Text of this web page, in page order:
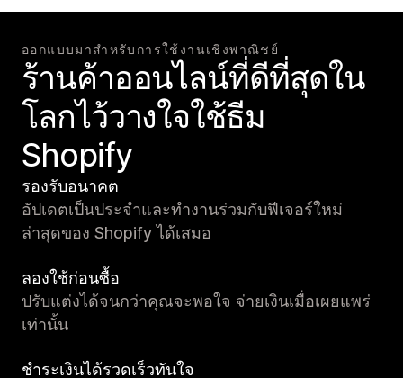
ออกแบบมาสำหรับการใช้งานเชิงพาณิชย์
ร้านค้าออนไลน์ที่ดีที่สุดใน
โลกไว้วางใจใช้ธีม
Shopify
รองรับอนาคต
อัปเดตเป็นประจำและทำงานร่วมกับฟีเจอร์ใหม่
ล่าสุดของ Shopify ได้เสมอ
ลองใช้ก่อนซื้อ
ปรับแต่งได้จนกว่าคุณจะพอใจ จ่ายเงินเมื่อเผยแพร่
เท่านั้น
ชำระเงินได้รวดเร็วทันใจ